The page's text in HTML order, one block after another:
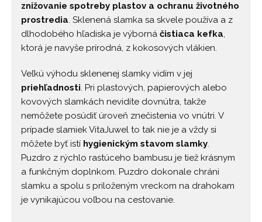
znižovanie spotreby plastov a ochranu životného
prostredia. Sklenená slamka sa skvele používa a z
dlhodobého hľadiska je výborná čistiaca kefka,
ktorá je navyše prírodná, z kokosových vlákien.
Veľkú výhodu sklenenej slamky vidím v jej
priehľadnosti. Pri plastových, papierových alebo
kovových slamkách nevidíte dovnútra, takže
nemôžete posúdiť úroveň znečistenia vo vnútri. V
prípade slamiek VitaJuwel to tak nie je a vždy si
môžete byť istí hygienickým stavom slamky.
Puzdro z rýchlo rastúceho bambusu je tiež krásnym
a funkčným doplnkom. Puzdro dokonale chráni
slamku a spolu s priloženým vreckom na drahokam
je vynikajúcou voľbou na cestovanie.